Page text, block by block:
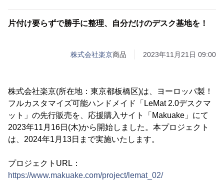
片付け要らずで勝手に整理、自分だけのデスク基地を！
株式会社楽京商品 2023年11月21日 09:00
株式会社楽京(所在地：東京都板橋区)は、ヨーロッパ製！
フルカスタマイズ可能ハンドメイド「LeMat 2.0デスクマ
ット」の先行販売を、応援購入サイト「Makuake」にて
2023年11月16日(木)から開始しました。本プロジェクト
は、2024年1月13日まで実施いたします。
プロジェクトURL：
https://www.makuake.com/project/lemat_02/